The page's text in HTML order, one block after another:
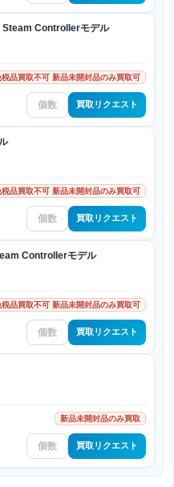
Controllerモデル
品買取不可 新品未開封品のみ買取可
買取リクエスト
品買取不可 新品未開封品のみ買取可
買取リクエスト
Controllerモデル
品買取不可 新品未開封品のみ買取可
買取リクエスト
新品未開封品のみ買取
買取リクエスト